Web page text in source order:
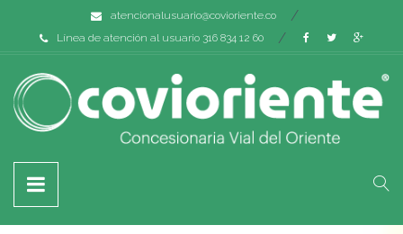
atencionalusuario@covioriente.co
Línea de atención al usuario 316 834 12 60